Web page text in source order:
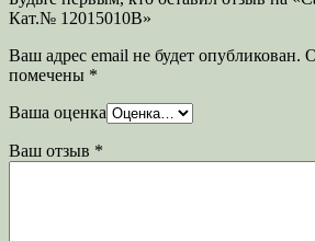
Кат.№ 12015010B»
Ваш адрес email не будет опубликован.
помечены *
Ваша оценка
Ваш отзыв *